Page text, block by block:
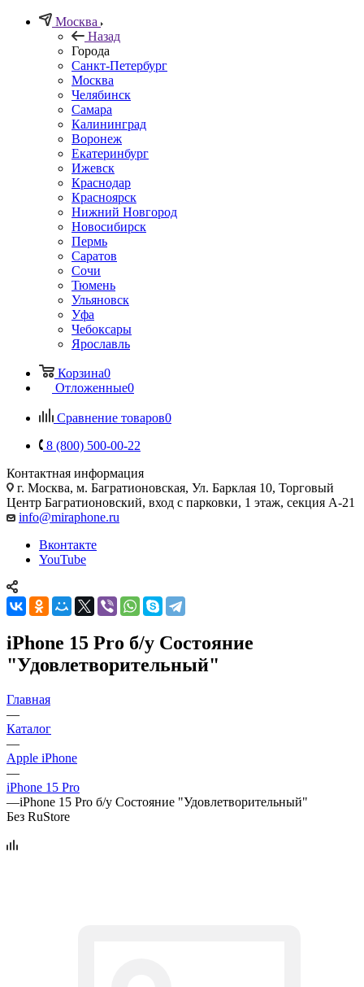
Москва
Назад
Города
Санкт-Петербург
Москва
Челябинск
Самара
Калининград
Воронеж
Екатеринбург
Ижевск
Краснодар
Красноярск
Нижний Новгород
Новосибирск
Пермь
Саратов
Сочи
Тюмень
Ульяновск
Уфа
Чебоксары
Ярославль
Корзина0
Отложенные0
Сравнение товаров0
8 (800) 500-00-22
Контактная информация
г. Москва, м. Багратионовская, Ул. Барклая 10, Торговый
Центр Багратионовский, вход с парковки, 1 этаж, секция А-21
info@miraphone.ru
Вконтакте
YouTube
iPhone 15 Pro б/у Состояние
"Удовлетворительный"
Главная
—
Каталог
—
Apple iPhone
—
iPhone 15 Pro
—iPhone 15 Pro б/у Состояние "Удовлетворительный"
Без RuStore